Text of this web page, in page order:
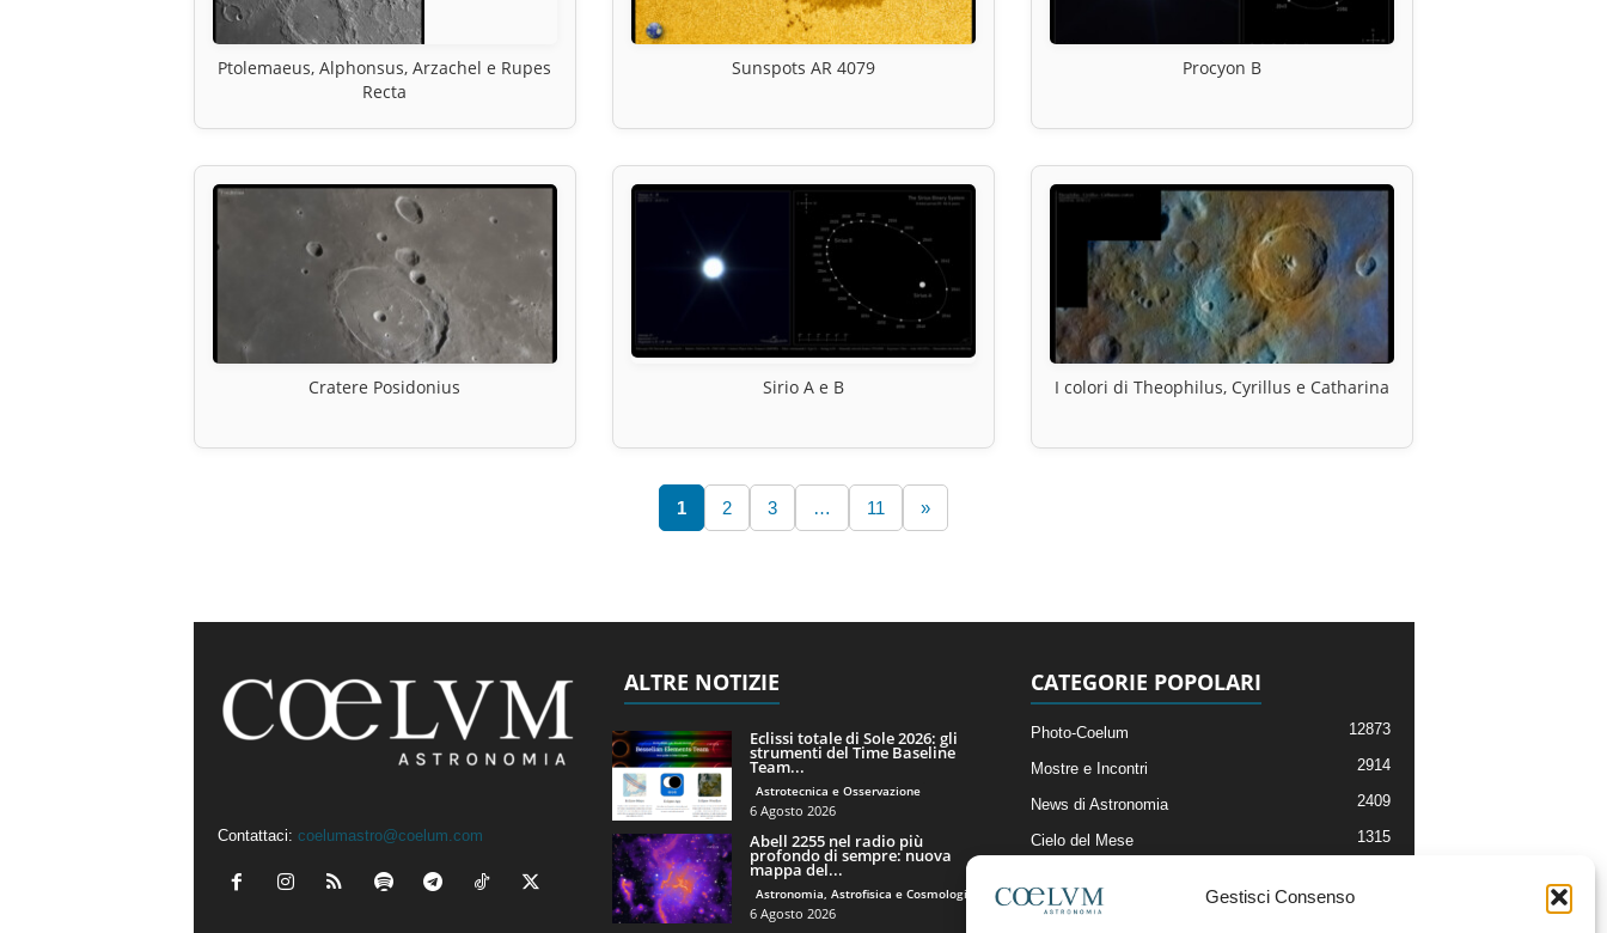
Gestisci Consenso
Ptolemaeus, Alphonsus, Arzachel e Rupes
Recta
Sunspots AR 4079 Procyon B
Cratere Posidonius Sirio A e B I colori di Theophilus, Cyrillus e Catharina
1 2 3 … 11 »
Contattaci: coelumastro@coelum.com
ALTRE NOTIZIE
Eclissi totale di Sole 2026: gli
strumenti del Time Baseline
Team...
Astrotecnica e Osservazione
6 Agosto 2026
Abell 2255 nel radio più
profondo di sempre: nuova
mappa del...
Astronomia, Astrofisica e Cosmologia
6 Agosto 2026
CATEGORIE POPOLARI
Photo-Coelum 12873
Mostre e Incontri 2914
News di Astronomia 2409
Cielo del Mese 1315
Articoli e Risorse On-Line